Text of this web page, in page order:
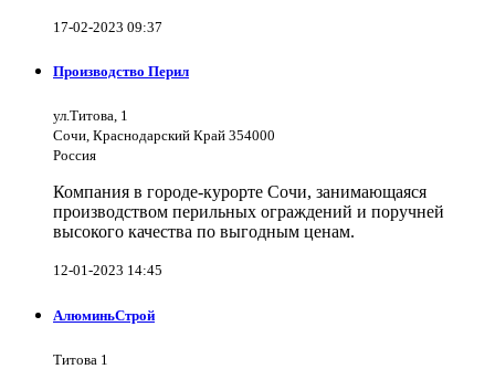
17-02-2023 09:37
Производство Перил
ул.Титова, 1
Сочи, Краснодарский Край 354000
Россия
Компания в городе-курорте Сочи, занимающаяся
производством перильных ограждений и поручней
высокого качества по выгодным ценам.
12-01-2023 14:45
АлюминьСтрой
Титова 1